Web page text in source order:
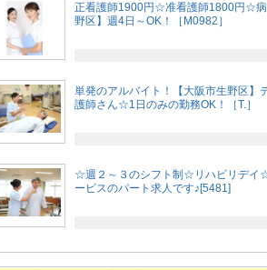
正看護師1900円☆准看護師1800円☆病
野区】週4日～OK！［M0982］
単発のアルバイト！【大阪市生野区
護師さん☆1日のみの勤務OK！［T.］
☆週２～３のシフト制☆リハビリデイ
ービスのパート求人です♪[5481]